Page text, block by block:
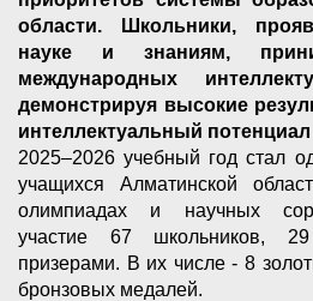
области. Школьники,
науке и знаниям,
международных
демонстрируя высокие
интеллектуальный потенциал
2025–2026 учебный год стал
учащихся Алматинской
олимпиадах и научных
участие 67 школьников,
призерами. В их числе - 8
бронзовых медалей.